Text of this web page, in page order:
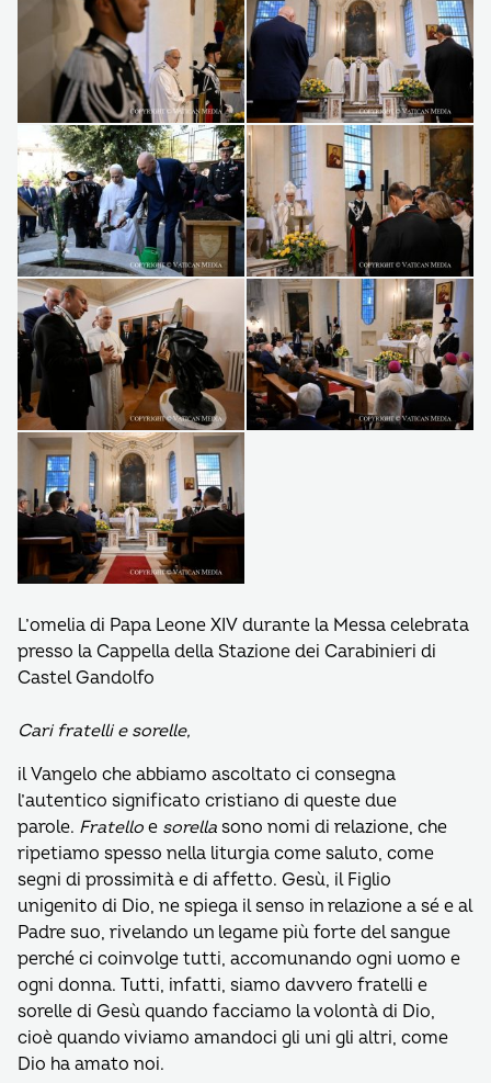
L’omelia di Papa Leone XIV durante la Messa celebrata
presso la Cappella della Stazione dei Carabinieri di
Castel Gandolfo
Cari fratelli e sorelle,
il Vangelo che abbiamo ascoltato ci consegna
l’autentico significato cristiano di queste due
parole. Fratello e sorella sono nomi di relazione, che
ripetiamo spesso nella liturgia come saluto, come
segni di prossimità e di affetto. Gesù, il Figlio
unigenito di Dio, ne spiega il senso in relazione a sé e al
Padre suo, rivelando un legame più forte del sangue
perché ci coinvolge tutti, accomunando ogni uomo e
ogni donna. Tutti, infatti, siamo davvero fratelli e
sorelle di Gesù quando facciamo la volontà di Dio,
cioè quando viviamo amandoci gli uni gli altri, come
Dio ha amato noi.